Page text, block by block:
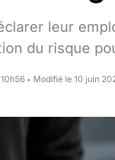
leur
du risque
• Modifié le 10 juin